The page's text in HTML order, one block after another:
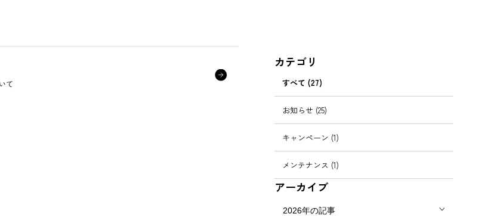
て
カテゴリ
すべて (27)
お知らせ (25)
キャンペーン (1)
メンテナンス (1)
アーカイブ
2026年の記事